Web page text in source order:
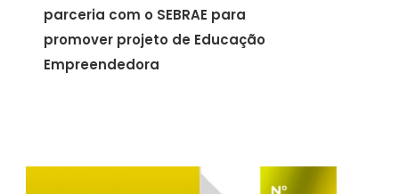
parceria com o SEBRAE para
promover projeto de Educação
Empreendedora